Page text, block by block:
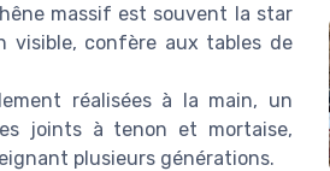
massif est souvent la star
visible, confère aux tables de
réalisées à la main, un
joints à tenon et mortaise,
plusieurs générations.